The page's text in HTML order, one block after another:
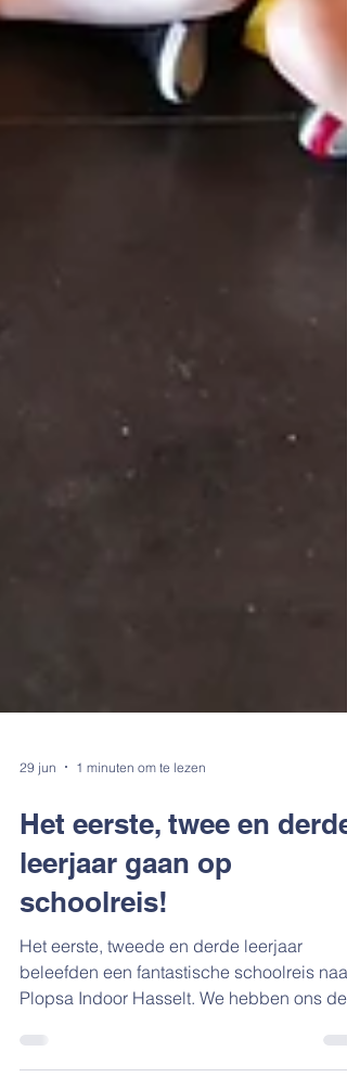
Het eerste, twee en derde
leerjaar gaan op
schoolreis!
Het eerste, tweede en derde leerjaar
beleefden een fantastische schoolreis naar
Plopsa Indoor Hasselt. We hebben ons de